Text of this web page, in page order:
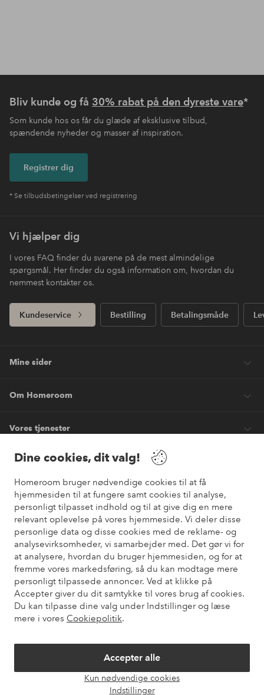
Dine cookies, dit valg!
Homeroom bruger nødvendige cookies til at få
hjemmesiden til at fungere samt cookies til analyse,
personligt tilpasset indhold og til at give dig en mere
relevant oplevelse på vores hjemmeside. Vi deler disse
personlige data og disse cookies med de reklame- og
analysevirksomheder, vi samarbejder med. Det gør vi for
at analysere, hvordan du bruger hjemmesiden, og for at
fremme vores markedsføring, så du kan modtage mere
personligt tilpassede annoncer. Ved at klikke på
Accepter giver du dit samtykke til vores brug af cookies.
Du kan tilpasse dine valg under Indstillinger og læse
mere i vores Cookiepolitik.
Accepter alle
Kun nødvendige cookies
Indstillinger
Bliv kunde og få 30% rabat på den dyreste vare*
Som kunde hos os får du glæde af eksklusive tilbud,
spændende nyheder og masser af inspiration.
Registrer dig
* Se tilbudsbetingelser ved registrering
Vi hjælper dig
I vores FAQ finder du svarene på de mest almindelige
spørgsmål. Her finder du også information om, hvordan du
nemmest kontakter os.
Kundeservice Bestilling Betalingsmåde
Mine sider
Om Homeroom
Vores tjenester
Vilkår
Venner
Sikre betalinger
Vil du vide mere om vores betalingsmuligheder ?
elpy